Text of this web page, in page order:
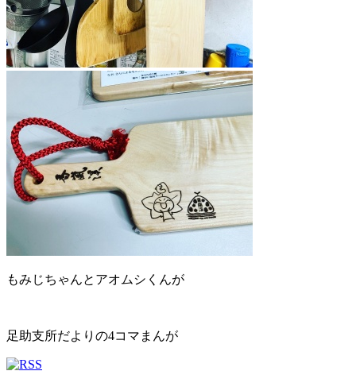
もみじちゃんとアオムシくんが
足助支所だよりの4コマまんが